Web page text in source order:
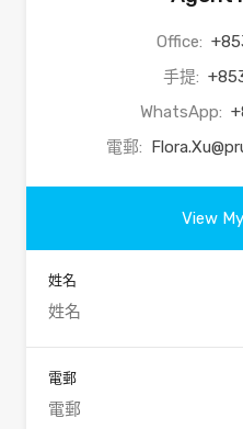
Office:
手提:
WhatsApp:
電郵:
View
姓名
電郵